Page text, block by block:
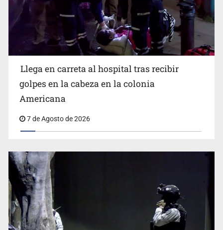
Balean a hombre en calles de la colonia Buenos Aires;
detonación alarma a vecinos
Llega en carreta al hospital tras recibir
golpes en la cabeza en la colonia
Americana
7 de Agosto de 2026